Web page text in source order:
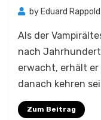
by Eduard Rappold
Als der
nach
erwacht, erhält
danach kehren
Zum Beitrag